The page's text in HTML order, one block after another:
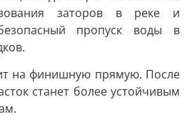
заторов в реке и
пропуск воды в
на финишную прямую. После
станет более устойчивым